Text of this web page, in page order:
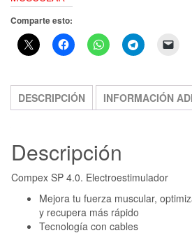
Comparte esto:
DESCRIPCIÓN INFORMACIÓN
Descripción
Compex SP 4.0. Electroestimulador
Mejora tu fuerza muscular,
y recupera más rápido
Tecnología con cables